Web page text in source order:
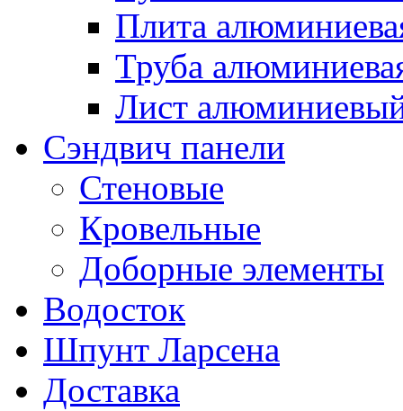
Плита
Труба
Лист
Сэндвич панели
Стеновые
Кровельные
Доборные элементы
Водосток
Шпунт Ларсена
Доставка